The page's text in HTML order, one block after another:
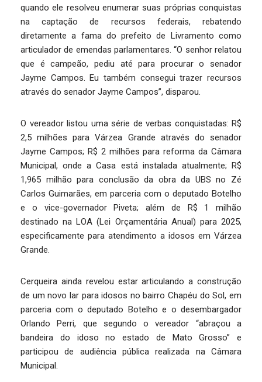
quando ele resolveu enumerar suas próprias conquistas
na captação de recursos federais, rebatendo
diretamente a fama do prefeito de Livramento como
articulador de emendas parlamentares. “O senhor relatou
que é campeão, pediu até para procurar o senador
Jayme Campos. Eu também consegui trazer recursos
através do senador Jayme Campos”, disparou.
O vereador listou uma série de verbas conquistadas: R$
2,5 milhões para Várzea Grande através do senador
Jayme Campos; R$ 2 milhões para reforma da Câmara
Municipal, onde a Casa está instalada atualmente; R$
1,965 milhão para conclusão da obra da UBS no Zé
Carlos Guimarães, em parceria com o deputado Botelho
e o vice-governador Piveta; além de R$ 1 milhão
destinado na LOA (Lei Orçamentária Anual) para 2025,
especificamente para atendimento a idosos em Várzea
Grande.
Cerqueira ainda revelou estar articulando a construção
de um novo lar para idosos no bairro Chapéu do Sol, em
parceria com o deputado Botelho e o desembargador
Orlando Perri, que segundo o vereador “abraçou a
bandeira do idoso no estado de Mato Grosso” e
participou de audiência pública realizada na Câmara
Municipal.